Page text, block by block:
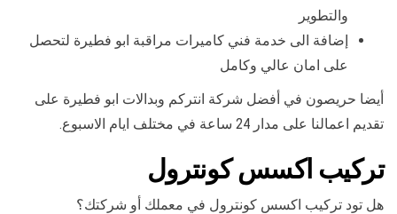
والتطوير
إضافة الى خدمة فني كاميرات مراقبة ابو فطيرة لتحصل
على امان عالي وكامل
أيضا حريصون في أفضل شركة انتركم وبدالات ابو فطيرة على
تقديم اعمالنا على مدار 24 ساعة في مختلف ايام الاسبوع.
تركيب اكسس كونترول
هل تود تركيب اكسس كونترول في معملك أو شركتك؟